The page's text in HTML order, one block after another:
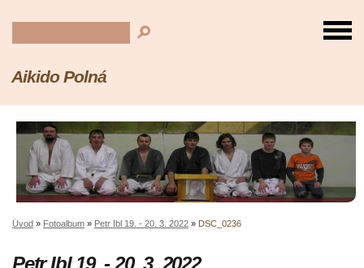
Aikido Polná
Úvod » Fotoalbum » Petr Ibl 19. - 20. 3. 2022 » DSC_0236